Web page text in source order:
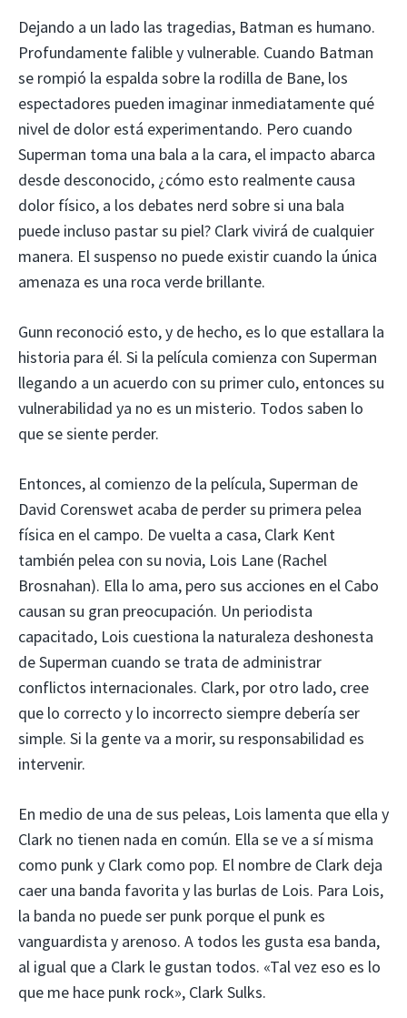
Dejando a un lado las tragedias, Batman es humano.
Profundamente falible y vulnerable. Cuando Batman
se rompió la espalda sobre la rodilla de Bane, los
espectadores pueden imaginar inmediatamente qué
nivel de dolor está experimentando. Pero cuando
Superman toma una bala a la cara, el impacto abarca
desde desconocido, ¿cómo esto realmente causa
dolor físico, a los debates nerd sobre si una bala
puede incluso pastar su piel? Clark vivirá de cualquier
manera. El suspenso no puede existir cuando la única
amenaza es una roca verde brillante.
Gunn reconoció esto, y de hecho, es lo que estallara la
historia para él. Si la película comienza con Superman
llegando a un acuerdo con su primer culo, entonces su
vulnerabilidad ya no es un misterio. Todos saben lo
que se siente perder.
Entonces, al comienzo de la película, Superman de
David Corenswet acaba de perder su primera pelea
física en el campo. De vuelta a casa, Clark Kent
también pelea con su novia, Lois Lane (Rachel
Brosnahan). Ella lo ama, pero sus acciones en el Cabo
causan su gran preocupación. Un periodista
capacitado, Lois cuestiona la naturaleza deshonesta
de Superman cuando se trata de administrar
conflictos internacionales. Clark, por otro lado, cree
que lo correcto y lo incorrecto siempre debería ser
simple. Si la gente va a morir, su responsabilidad es
intervenir.
En medio de una de sus peleas, Lois lamenta que ella y
Clark no tienen nada en común. Ella se ve a sí misma
como punk y Clark como pop. El nombre de Clark deja
caer una banda favorita y las burlas de Lois. Para Lois,
la banda no puede ser punk porque el punk es
vanguardista y arenoso. A todos les gusta esa banda,
al igual que a Clark le gustan todos. «Tal vez eso es lo
que me hace punk rock», Clark Sulks.